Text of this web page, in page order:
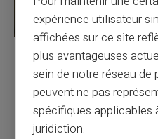
27/07/2026 Veritas
Utilisation responsable
la carte Veritas
Le paiement mobile s'est imposé
mais il appelle des réflexes pour é...
expérience utilisateur
affichées sur ce site
plus avantageuses
sein de notre réseau de
peuvent ne pas
spécifiques applicables
juridiction.